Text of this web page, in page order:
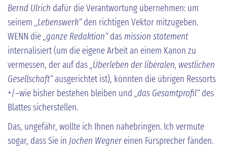
Bernd Ulrich dafür die Verantwortung übernehmen: um
seinem „Lebenswerk“den richtigen Vektor mitzugeben.
WENN die „ganze Redaktion“das mission statement
internalisiert (um die eigene Arbeit an einem Kanon zu
vermessen, der auf das „Überleben der liberalen, westlichen
Gesellschaft“ausgerichtet ist), könnten die übrigen Ressorts
+/–wie bisher bestehen bleiben und „das Gesamtprofil“des
Blattes sicherstellen.
Das, ungefähr, wollte ich Ihnen nahebringen. Ich vermute
sogar, dass Sie in Jochen Wegnereinen Fürsprecher fänden.